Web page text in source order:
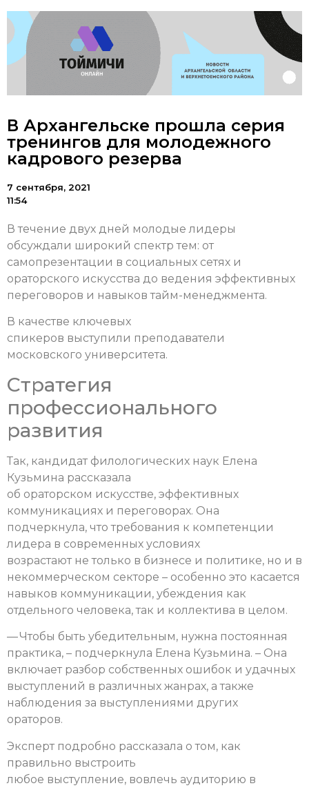
В Архангельске прошла серия
тренингов для молодежного
кадрового резерва
7 сентября, 2021
11:54
В течение двух дней молодые лидеры
обсуждали широкий спектр тем: от
самопрезентации в социальных сетях и
ораторского искусства до ведения эффективных
переговоров и навыков тайм-менеджмента.
В качестве ключевых
спикеров выступили преподаватели
московского университета.
Стратегия
профессионального
развития
Так, кандидат филологических наук Елена
Кузьмина рассказала
об ораторском искусстве, эффективных
коммуникациях и переговорах. Она
подчеркнула, что требования к компетенции
лидера в современных условиях
возрастают не только в бизнесе и политике, но и в
некоммерческом секторе – особенно это касается
навыков коммуникации, убеждения как
отдельного человека, так и коллектива в целом.
— Чтобы быть убедительным, нужна постоянная
практика, – подчеркнула Елена Кузьмина. – Она
включает разбор собственных ошибок и удачных
выступлений в различных жанрах, а также
наблюдения за выступлениями других
ораторов.
Эксперт подробно рассказала о том, как
правильно выстроить
любое выступление, вовлечь аудиторию в